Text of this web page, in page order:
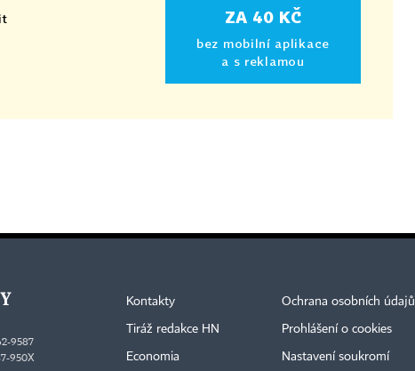
ZA 40 KČ
bez mobilní aplikace
a s reklamou
9587
950X
Kontakty
Tiráž redakce HN
Economia
Ochrana osobních údajů
Prohlášení o cookies
Nastavení soukromí